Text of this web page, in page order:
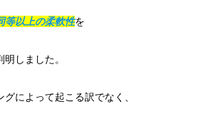
等以上の柔軟性を
しました。
によって起こる訳でなく、